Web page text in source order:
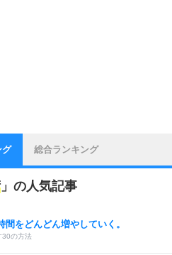
グ 総合ランキング
」の人気記事
間をどんどん増やしていく。
30の方法